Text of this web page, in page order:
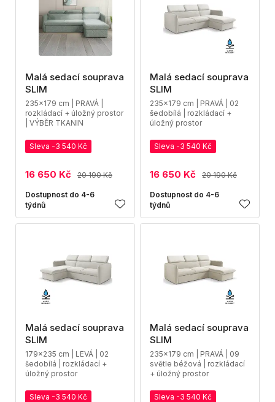
Malá sedací souprava
SLIM
235x179 cm | PRAVÁ |
rozkládací + úložný prostor
| VÝBĚR TKANIN
Sleva -3 540 Kč
16 650 Kč 20 190 Kč
Dostupnost do 4-6
týdnů
Malá sedací souprava
SLIM
235x179 cm | PRAVÁ | 02
šedobílá | rozkládací +
úložný prostor
Sleva -3 540 Kč
16 650 Kč 20 190 Kč
Dostupnost do 4-6
týdnů
Malá sedací souprava
SLIM
179x235 cm | LEVÁ | 02
šedobílá | rozkládací +
úložný prostor
Sleva -3 540 Kč
Malá sedací souprava
SLIM
235x179 cm | PRAVÁ | 09
světle béžová | rozkládací
+ úložný prostor
Sleva -3 540 Kč